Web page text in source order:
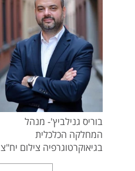
בוריס גנילביץ'- מנהל
המחלקה הכלכלית
בגיאוקרטוגרפיה צילום יח"צ